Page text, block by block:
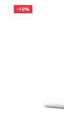
-10%